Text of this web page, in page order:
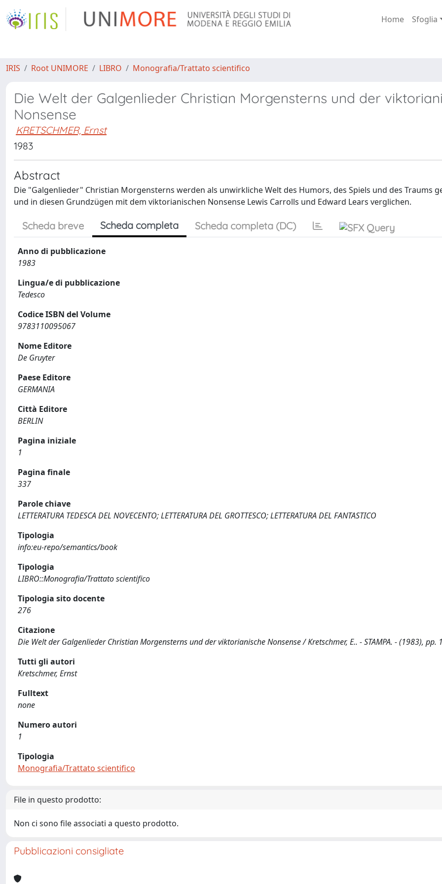
Home Sfoglia
IRIS Root UNIMORE LIBRO Monografia/Trattato scientifico
Die Welt der Galgenlieder Christian Morgensterns und der
Nonsense
KRETSCHMER, Ernst
1983
Abstract
Die "Galgenlieder" Christian Morgensterns werden als unwirkliche Welt des Humors, des Spiels und des Traums
und in diesen Grundzügen mit dem viktorianischen Nonsense Lewis Carrolls und Edward Lears verglichen.
Scheda breve Scheda completa Scheda completa (DC)
Anno di pubblicazione
1983
Lingua/e di pubblicazione
Tedesco
Codice ISBN del Volume
9783110095067
Nome Editore
De Gruyter
Paese Editore
GERMANIA
Città Editore
BERLIN
Pagina iniziale
1
Pagina finale
337
Parole chiave
LETTERATURA TEDESCA DEL NOVECENTO; LETTERATURA DEL GROTTESCO; LETTERATURA DEL FANTASTICO
Tipologia
info:eu-repo/semantics/book
Tipologia
LIBRO::Monografia/Trattato scientifico
Tipologia sito docente
276
Citazione
Die Welt der Galgenlieder Christian Morgensterns und der viktorianische Nonsense / Kretschmer, E.. - STAMPA. - (1983), pp.
Tutti gli autori
Kretschmer, Ernst
Fulltext
none
Numero autori
1
Tipologia
Monografia/Trattato scientifico
File in questo prodotto:
Non ci sono file associati a questo prodotto.
Pubblicazioni consigliate